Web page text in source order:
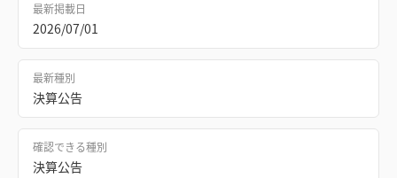
最新掲載日
2026/07/01
最新種別
決算公告
確認できる種別
決算公告